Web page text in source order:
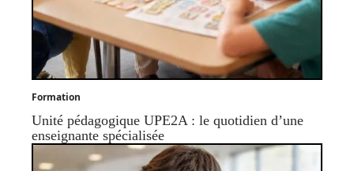
Formation
Unité pédagogique UPE2A : le quotidien d’une
enseignante spécialisée